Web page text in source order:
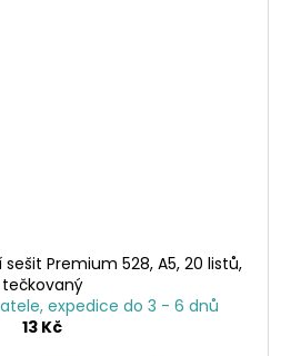
Premium 528, A5, 20 listů,
tečkovaný
expedice do 3 - 6 dnů
13 Kč